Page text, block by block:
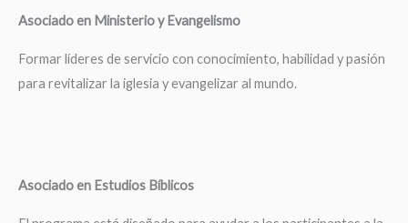
Asociado en Ministerio y Evangelismo
Formar líderes de servicio con conocimiento, habilidad y pasión
para revitalizar la iglesia y evangelizar al mundo.
Asociado en Estudios Bíblicos